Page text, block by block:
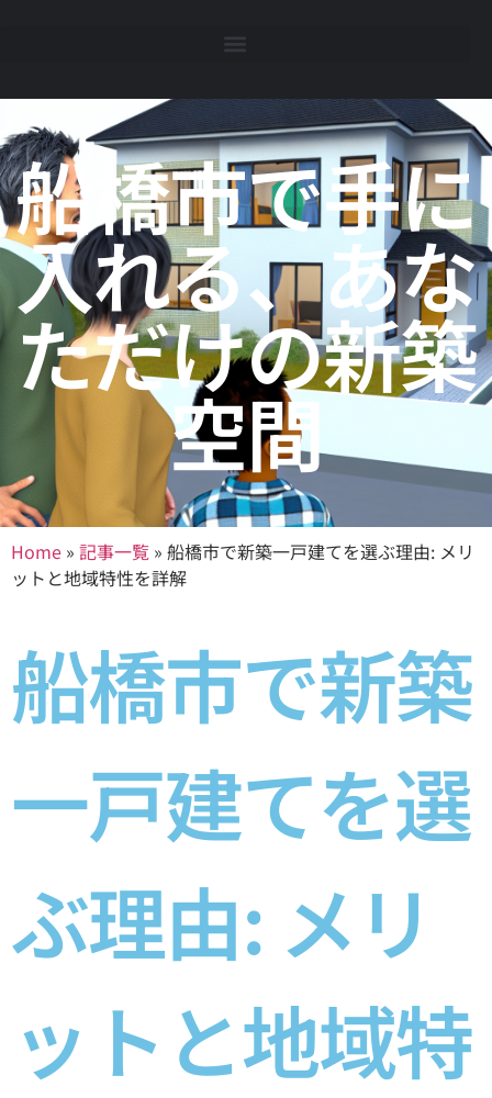
船橋市で手に
入れる、あな
ただけの新築
空間
Home » 記事一覧 » 船橋市で新築一戸建てを選ぶ理由: メリ
ットと地域特性を詳解
船橋市で新築
一戸建てを選
ぶ理由: メリ
ットと地域特